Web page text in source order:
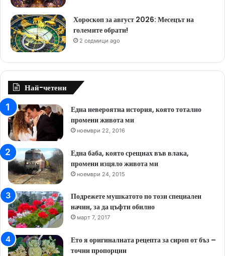
Хороскоп за август 2026: Месецът на
големите обрати!
2 седмици ago
Най-четени
Една невероятна история, която тотално
промени живота ми
ноември 22, 2016
Една баба, която срещнах във влака,
промени изцяло живота ми
ноември 24, 2015
Подрежете мушкатото по този специален
начин, за да цъфти обилно
март 7, 2017
Ето я оригиналната рецепта за сироп от бъз –
точни пропорции